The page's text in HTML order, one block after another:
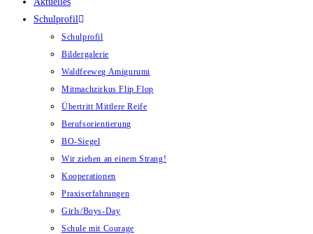
Schulprofil
Schulprofil
Bildergalerie
Waldfeeweg Amigurumi
Mitmachzirkus Flip Flop
Übertritt Mittlere Reife
Berufsorientierung
BO-Siegel
Wir ziehen an einem Strang!
Kooperationen
Praxiserfahrungen
Girls/Boys-Day
Schule mit Courage